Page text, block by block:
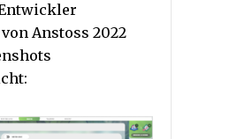
Anstoss 2022